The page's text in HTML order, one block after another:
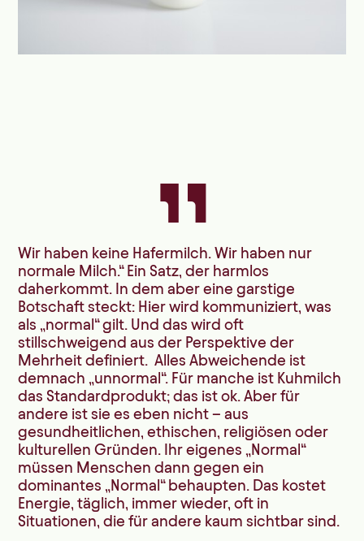
„
Wir haben keine Hafermilch. Wir haben nur
normale Milch.“ Ein Satz, der harmlos
daherkommt. In dem aber eine garstige
Botschaft steckt: Hier wird kommuniziert, was
als „normal“ gilt. Und das wird oft
stillschweigend aus der Perspektive der
Mehrheit definiert. Alles Abweichende ist
demnach „unnormal“. Für manche ist Kuhmilch
das Standardprodukt; das ist ok. Aber für
andere ist sie es eben nicht – aus
gesundheitlichen, ethischen, religiösen oder
kulturellen Gründen. Ihr eigenes „Normal“
müssen Menschen dann gegen ein
dominantes „Normal“ behaupten. Das kostet
Energie, täglich, immer wieder, oft in
Situationen, die für andere kaum sichtbar sind.